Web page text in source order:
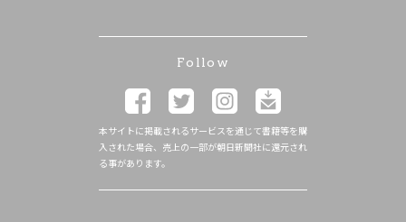
Follow
本サイトに掲載されるサービスを通じて書籍等を購
入された場合、売上の一部が朝日新聞社に還元され
る事があります。